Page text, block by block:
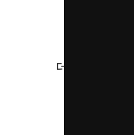
더보기 ＞